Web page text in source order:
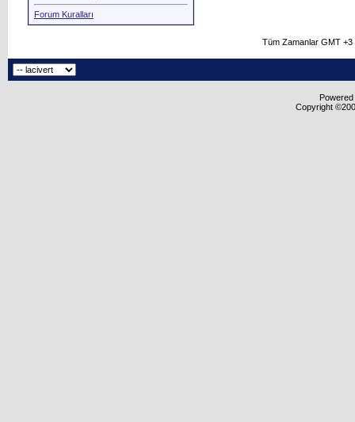
Forum Kuralları
Tüm Zamanlar GMT
Copyright